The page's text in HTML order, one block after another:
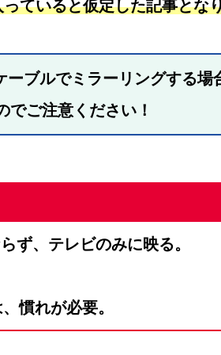
っていると仮定した記事とな
ブルでミラーリングする場
でご注意ください！
ず、テレビのみに映る。
慣れが必要。